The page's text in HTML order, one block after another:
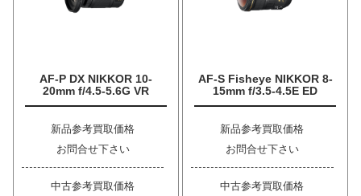
AF-P DX NIKKOR 10-
20mm f/4.5-5.6G VR
新品参考買取価格
お問合せ下さい
中古参考買取価格
AF-S Fisheye NIKKOR 8-
15mm f/3.5-4.5E ED
新品参考買取価格
お問合せ下さい
中古参考買取価格